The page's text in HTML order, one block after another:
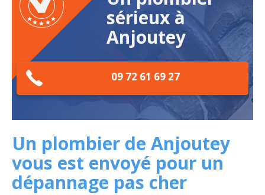
sérieux à
Anjoutey
09 72 61 69 27
Un plombier de Anjoutey
vous est envoyé pour un
dépannage pas cher